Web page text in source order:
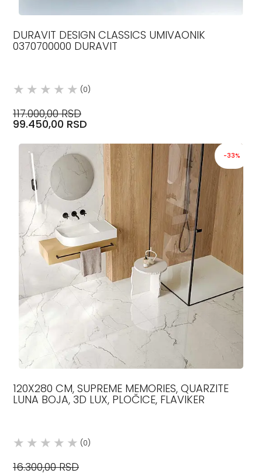
DURAVIT DESIGN CLASSICS UMIVAONIK
0370700000 DURAVIT
(0)
117.000,00 RSD
99.450,00 RSD
-33%
120X280 CM, SUPREME MEMORIES, QUARZITE
LUNA BOJA, 3D LUX, PLOČICE, FLAVIKER
(0)
16.300,00 RSD